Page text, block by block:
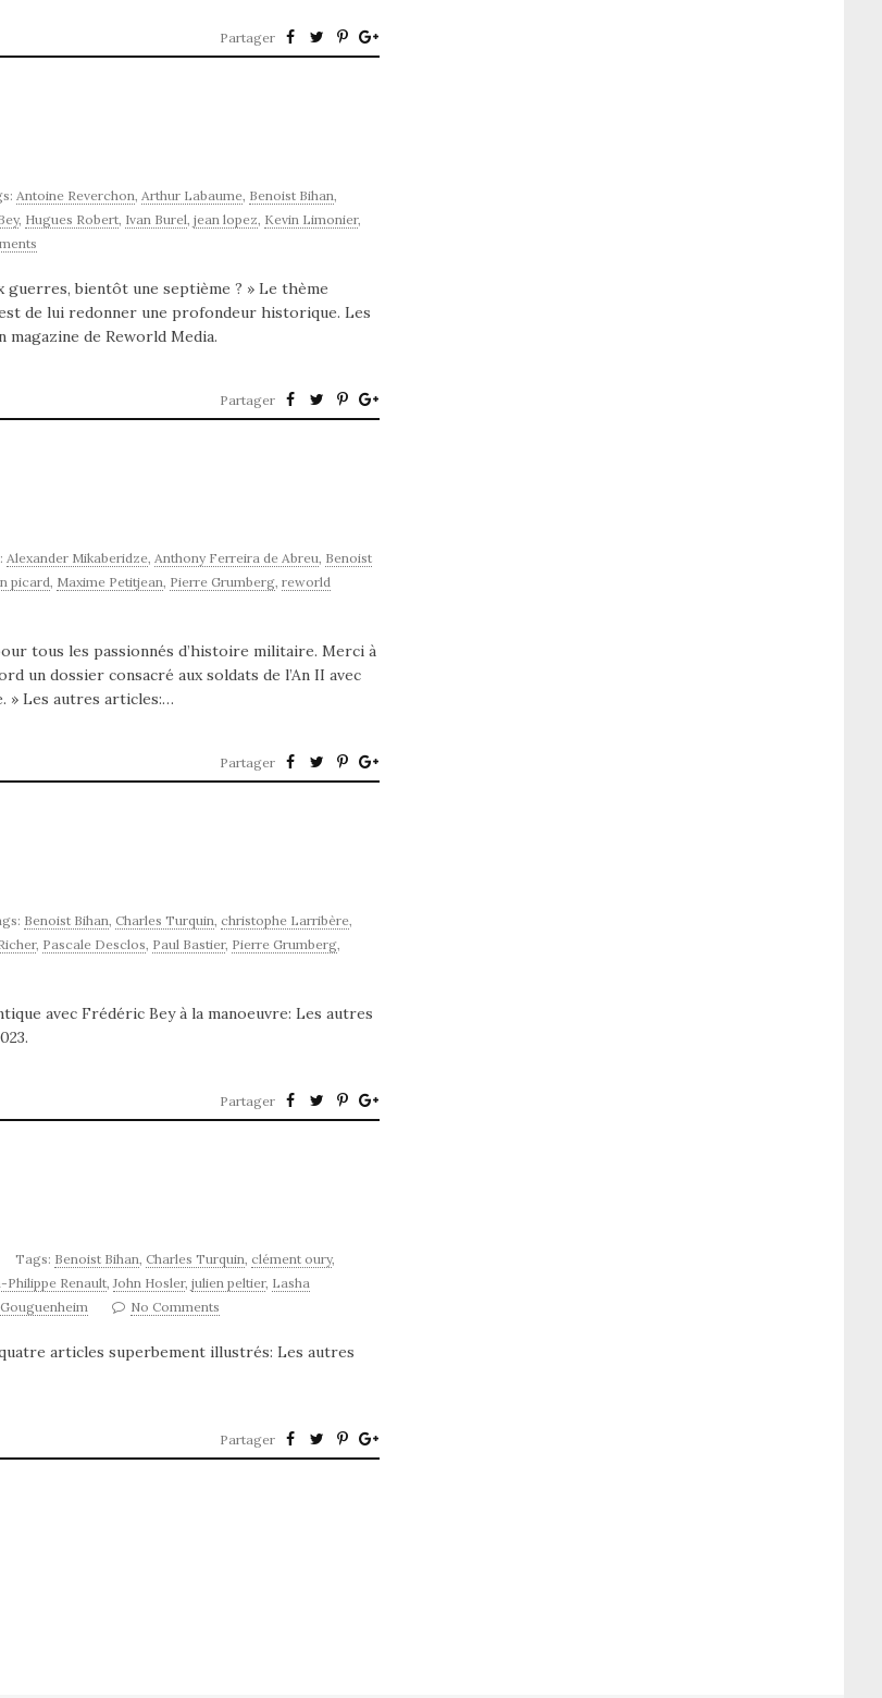
Partager
Antoine Reverchon, Arthur Labaume, Benoist Bihan,
, Hugues Robert, Ivan Burel, jean lopez, Kevin Limonier,
bientôt une septième ? » Le thème
de lui redonner une profondeur historique. Les
de Reworld Media.
Partager
Alexander Mikaberidze, Anthony Ferreira de Abreu, Benoist
picard, Maxime Petitjean, Pierre Grumberg, reworld
tous les passionnés d’histoire militaire. Merci à
un dossier consacré aux soldats de l’An II avec
» Les autres articles:…
Partager
Benoist Bihan, Charles Turquin, christophe Larribère,
, Pascale Desclos, Paul Bastier, Pierre Grumberg,
avec Frédéric Bey à la manoeuvre: Les autres
Partager
Tags: Benoist Bihan, Charles Turquin, clément oury,
Philippe Renault,John Hosler, julien peltier, Lasha
No Comments
articles superbement illustrés: Les autres
Partager